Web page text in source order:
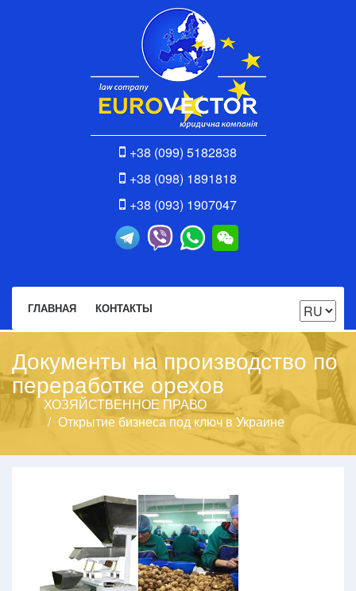
+38 (099) 5182838
+38 (098) 1891818
+38 (093) 1907047
ГЛАВНАЯ КОНТАКТЫ
Документы на производство по
переработке орехов
ХОЗЯЙСТВЕННОЕ ПРАВО
Открытие бизнеса под ключ в Украине